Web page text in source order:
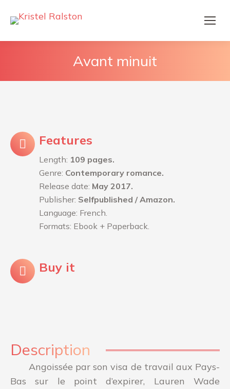
Avant minuit
Features
Length: 109 pages.
Genre: Contemporary romance.
Release date: May 2017.
Publisher: Selfpublished / Amazon.
Language: French.
Formats: Ebook + Paperback.
Buy it
Description
Angoissée par son visa de travail aux Pays-
Bas sur le point d’expirer, Lauren Wade